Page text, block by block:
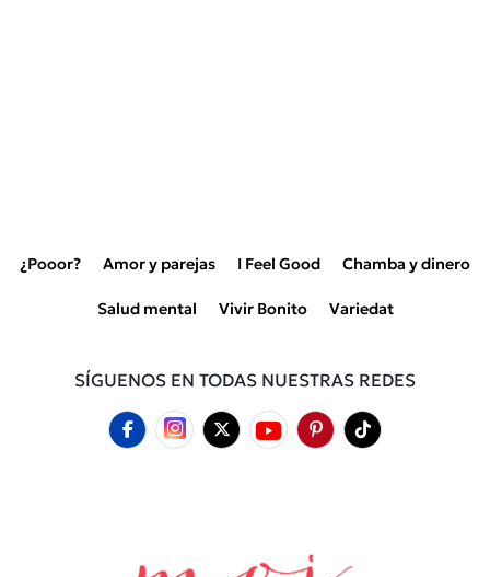
¿Pooor? Amor y parejas I Feel Good Chamba y dinero
Salud mental Vivir Bonito Variedat
SÍGUENOS EN TODAS NUESTRAS REDES